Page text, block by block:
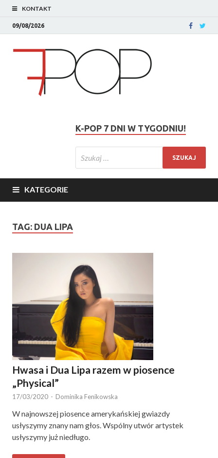
KONTAKT
09/08/2026
K-POP 7 DNI W TYGODNIU!
KATEGORIE
TAG: DUA LIPA
Hwasa i Dua Lipa razem w piosence
„Physical”
17/03/2020 - Dominika Fenikowska
W najnowszej piosence amerykańskiej gwiazdy
usłyszymy znany nam głos. Wspólny utwór artystek
usłyszymy już niedługo.